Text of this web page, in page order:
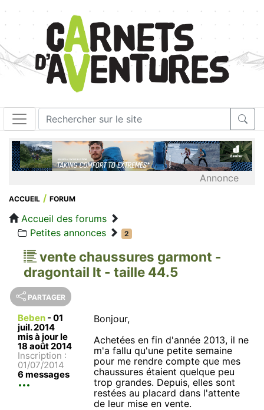
Annonce
ACCUEIL FORUM
Accueil des forums
Petites annonces
2
vente chaussures garmont -
dragontail lt - taille 44.5
PARTAGER
Beben - 01
juil. 2014
mis à jour le
18 août 2014
Inscription :
01/07/2014
6 messages
Bonjour,
Achetées en fin d'année 2013, il ne
m'a fallu qu'une petite semaine
pour me rendre compte que mes
chaussures étaient quelque peu
trop grandes. Depuis, elles sont
restées au placard dans l'attente
de leur mise en vente.